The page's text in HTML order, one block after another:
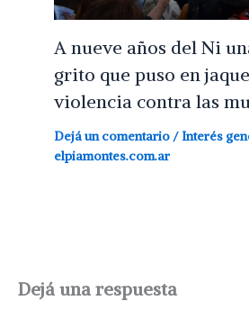
A nueve años del Ni
grito que puso en
violencia contra las
Dejá un comentario / Interés
elpiamontes.com.ar
Dejá una respuesta